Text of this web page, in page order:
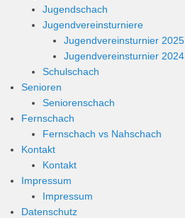
Jugendschach
Jugendvereinsturniere
Jugendvereinsturnier 2025
Jugendvereinsturnier 2024
Schulschach
Senioren
Seniorenschach
Fernschach
Fernschach vs Nahschach
Kontakt
Kontakt
Impressum
Impressum
Datenschutz